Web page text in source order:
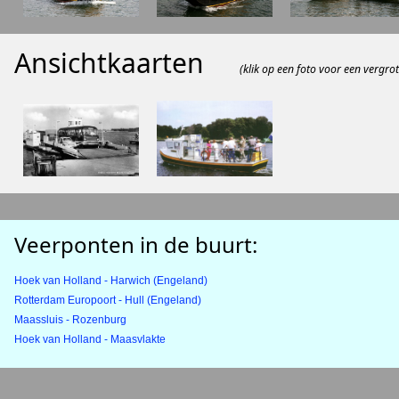
Ansichtkaarten (klik op een foto voor een
Veerponten in de buurt:
Hoek van Holland - Harwich (Engeland)
Rotterdam Europoort - Hull (Engeland)
Maassluis - Rozenburg
Hoek van Holland - Maasvlakte